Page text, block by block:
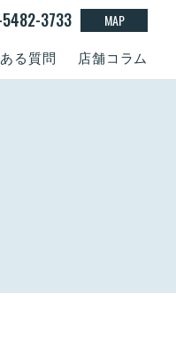
る質問 店舗コラム
3733 MAP